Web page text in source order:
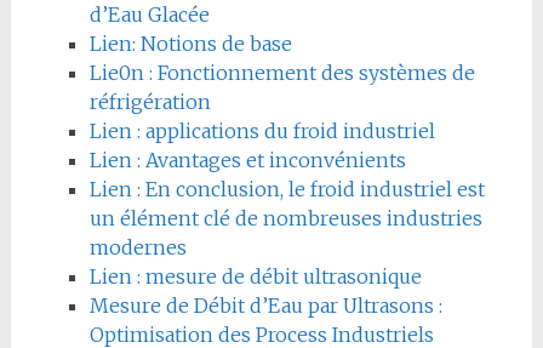
d’Eau Glacée
Lien: Notions de base
Lie0n : Fonctionnement des systèmes de
réfrigération
Lien : applications du froid industriel
Lien : Avantages et inconvénients
Lien : En conclusion, le froid industriel est
un élément clé de nombreuses industries
modernes
Lien : mesure de débit ultrasonique
Mesure de Débit d’Eau par Ultrasons :
Optimisation des Process Industriels